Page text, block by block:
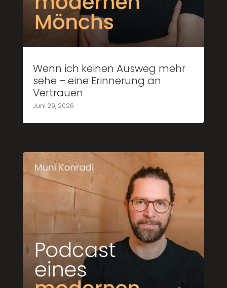
Wenn ich keinen Ausweg mehr
sehe – eine Erinnerung an
Vertrauen
Juni 29, 2026